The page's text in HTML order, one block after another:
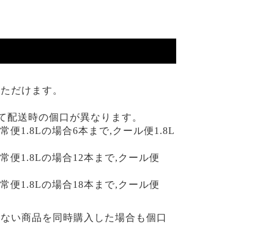
だけます。
送時の個口が異なります。
便1.8Lの場合6本まで,クール便1.8L
便1.8Lの場合12本まで,クール便
便1.8Lの場合18本まで,クール便
い商品を同時購入した場合も個口